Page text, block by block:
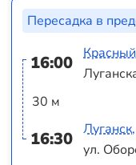
Пересадка в
16:00
30 м
16:30
ул.